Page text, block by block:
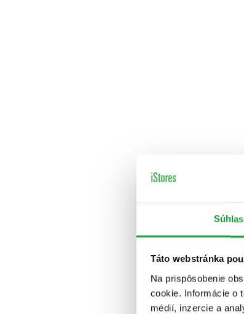
Súhlas
Táto webstránka
Na prispôsobenie
cookie. Informácie o
médií, inzercie a